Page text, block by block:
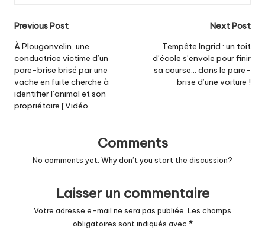
Post
navigation
Previous Post
À Plougonvelin, une
conductrice victime d’un
pare-brise brisé par une
vache en fuite cherche à
identifier l’animal et son
propriétaire [Vidéo
Next Post
Tempête Ingrid : un toit
d’école s’envole pour finir
sa course… dans le pare-
brise d’une voiture !
Comments
No comments yet. Why don’t you start the discussion?
Laisser un commentaire
Votre adresse e-mail ne sera pas publiée. Les champs
obligatoires sont indiqués avec *